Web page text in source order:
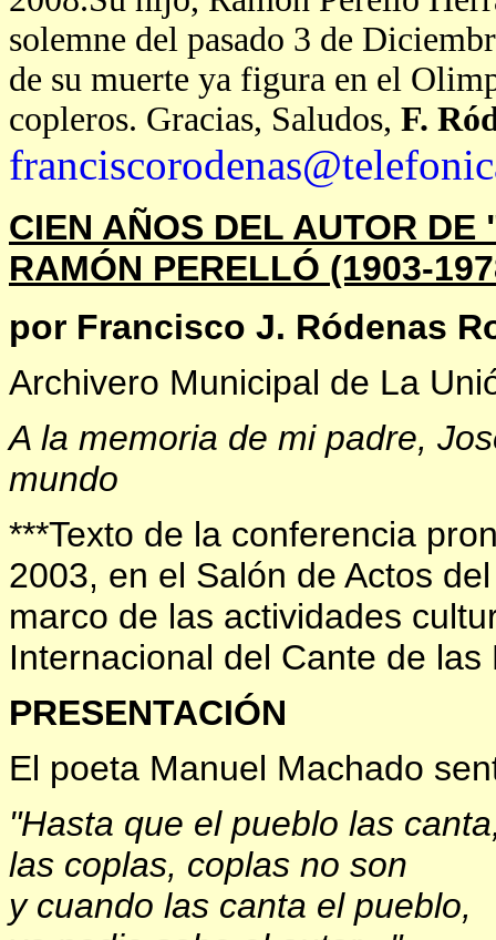
solemne del pasado 3 de
de su muerte ya figura en el O
copleros. Gracias, Saludos, F.
CIEN AÑOS DEL AUTOR
RAMÓN PERELLÓ (1903-
por Francisco J. Ródenas
Archivero Municipal de La
A la memoria de mi padre,
mundo
***Texto de la conferencia
2003, en el Salón de Actos
marco de las actividades
Internacional del Cante de las
PRESENTACIÓN
El poeta Manuel Machado
"Hasta que el pueblo las
las coplas, coplas no son
y cuando las canta el pueblo,